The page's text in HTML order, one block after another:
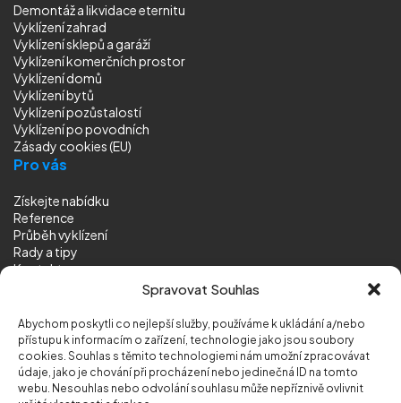
Spravovat Souhlas
Abychom poskytli co nejlepší služby, používáme k ukládání a/nebo
přístupu k informacím o zařízení, technologie jako jsou soubory
cookies. Souhlas s těmito technologiemi nám umožní zpracovávat
údaje, jako je chování při procházení nebo jedinečná ID na tomto
webu. Nesouhlas nebo odvolání souhlasu může nepříznivě ovlivnit
Demontáž a likvidace eternitu
Vyklízení zahrad
Vyklízení sklepů a garáží
Vyklízení komerčních prostor
Vyklízení domů
Vyklízení bytů
Vyklízení pozůstalostí
Vyklízenípo povodních
Zásady cookies (EU)
Pro vás
Získejte nabídku
Reference
Průběh vyklízení
Rady a tipy
Kontakt
© 2026 Vyklizeni.cz (mapa stránek)